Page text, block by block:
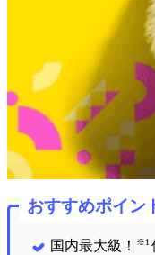
おすすめポイン
国内最大級！ ※1